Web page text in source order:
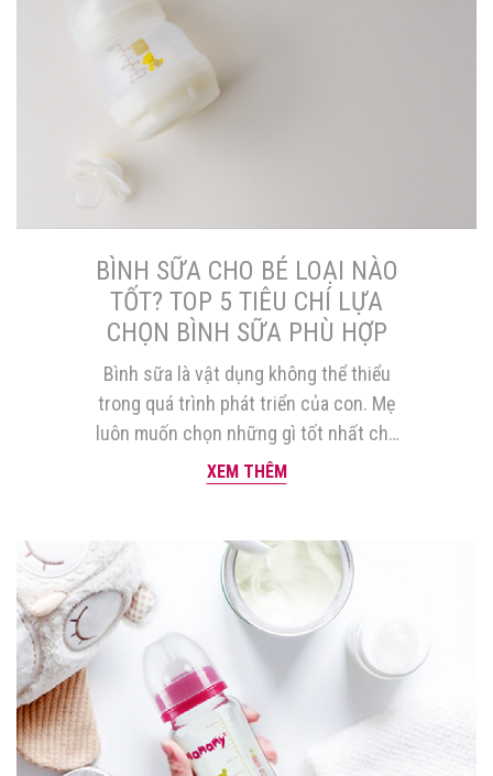
BÌNH SỮA CHO BÉ LOẠI NÀO
TỐT? TOP 5 TIÊU CHÍ LỰA
CHỌN BÌNH SỮA PHÙ HỢP
Bình sữa là vật dụng không thể thiểu
trong quá trình phát triển của con. Mẹ
luôn muốn chọn những gì tốt nhất cho
con kể cả bình sữa. Vậy bình sữa cho bé
giúp mẹ […]
XEM THÊM